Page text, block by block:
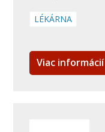
LÉKÁRNA
Viac informácií